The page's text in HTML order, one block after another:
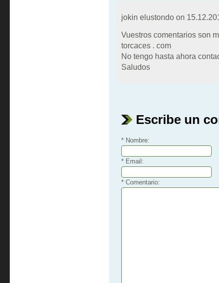
jokin elustondo on
Vuestros comentarios son
torcaces . com
No tengo hasta ahora
Saludos
Escribe un
* Nombre:
* Email:
* Comentario: